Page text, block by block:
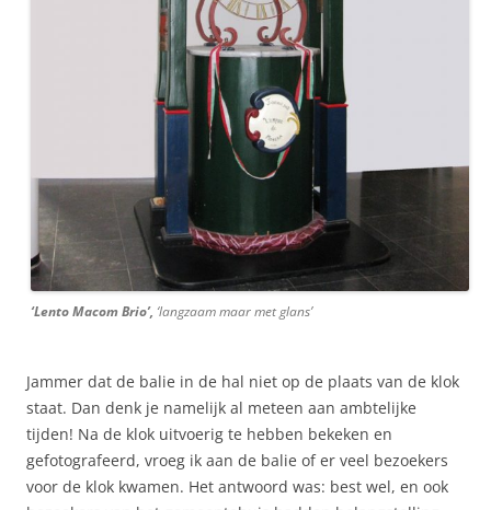
‘Lento Macom Brio’, ‘langzaam maar met glans’
Jammer dat de balie in de hal niet op de plaats van de klok
staat. Dan denk je namelijk al meteen aan ambtelijke
tijden! Na de klok uitvoerig te hebben bekeken en
gefotografeerd, vroeg ik aan de balie of er veel bezoekers
voor de klok kwamen. Het antwoord was: best wel, en ook